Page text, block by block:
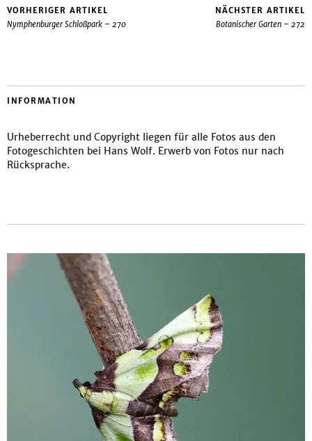
VORHERIGER ARTIKEL
Nymphenburger Schloßpark – 270
NÄCHSTER ARTIKEL
Botanischer Garten – 272
INFORMATION
Urheberrecht und Copyright liegen für alle Fotos aus den
Fotogeschichten bei Hans Wolf. Erwerb von Fotos nur nach
Rücksprache.